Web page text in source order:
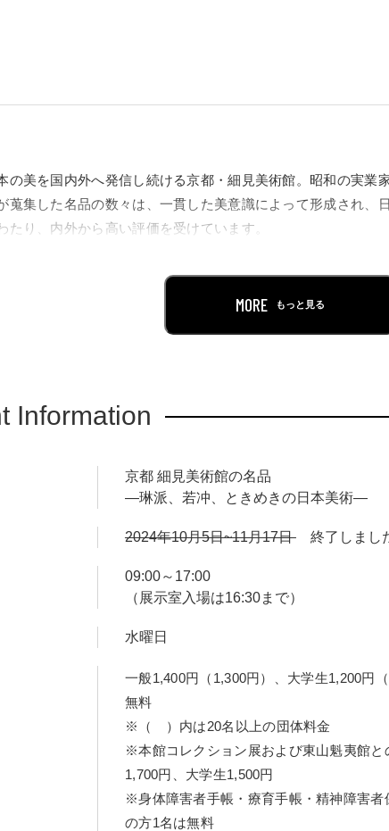
の美を国内外へ発信し続ける京都・細見美術館。昭和の実業
蒐集した名品の数々は、一貫した美意識によって形成され、
たり、内外から高い評価を受けています。
上質なコレクションの中から厳選された重要文化財8件を含
ます。平安・鎌倉時代の仏教・神道美術、室町時代の水墨画
MORE もっと見る
Information
京都 細見美術館の名品
―琳派、若冲、ときめきの日本美術―
2024年10月5日~11月17日 終了しまし
09:00～17:00
（展示室入場は16:30まで）
水曜日
一般1,400円（1,300円）、大学生1,200円
無料
※（ ）内は20名以上の団体料金
※本館コレクション展および東山魁夷館と
1,700円、大学生1,500円
※身体障害者手帳・療育手帳・精神障害
の方1名は無料